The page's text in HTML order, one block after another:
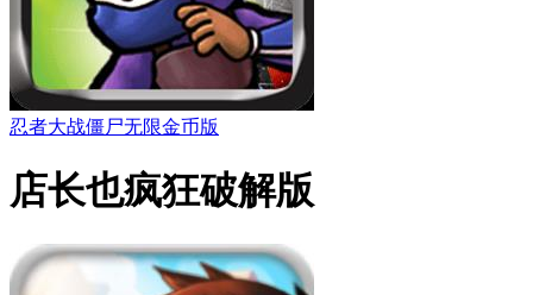
忍者大战僵尸无限金币版
店长也疯狂破解版